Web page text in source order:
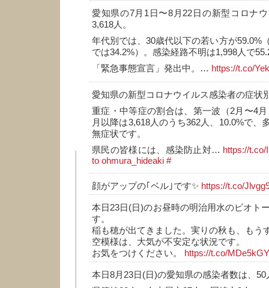
愛知県の7月1日〜8月22日の新型コロナ
3,618人。
年代別では、30歳代以下の若い方が59.0%
では34.2%）。感染経路不明は1,998人で
「緊急事態宣言」発出中。… https://t.co/
愛知県の新型コロナウイルス感染者の症状
重症・中等症の割合は、第一波（2月〜4
月以降は3,618人のうち362人、10.0%で、
無症状です。
県民の皆様には、感染防止対… https://
to ohmura_hideaki #
顔がアップの｢ベル｣です✨ https://t.co/
本日23日(日)のお昼時の明治用水のビオト
す。
稲も穂が出てきました。実りの秋も、もう
空模様は、大気が不安定な状況です。
お気をつけください。
https://t.co/
本日8月23日(日)の愛知県の感染者数は、50